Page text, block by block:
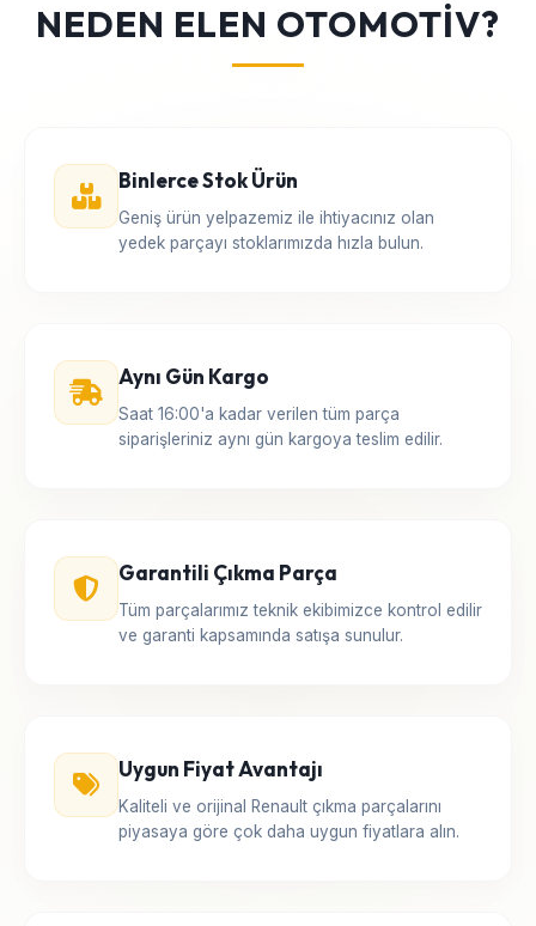
NEDEN ELEN OTOMOTİV?
Binlerce Stok Ürün
Geniş ürün yelpazemiz ile ihtiyacınız olan
yedek parçayı stoklarımızda hızla bulun.
Aynı Gün Kargo
Saat 16:00'a kadar verilen tüm parça
siparişleriniz aynı gün kargoya teslim edilir.
Garantili Çıkma Parça
Tüm parçalarımız teknik ekibimizce kontrol edilir
ve garanti kapsamında satışa sunulur.
Uygun Fiyat Avantajı
Kaliteli ve orijinal Renault çıkma parçalarını
piyasaya göre çok daha uygun fiyatlara alın.